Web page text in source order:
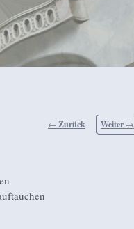
Beitragsnavigation
← Zurück Weiter →